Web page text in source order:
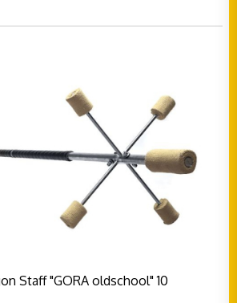
Staff "GORA oldschool" 10